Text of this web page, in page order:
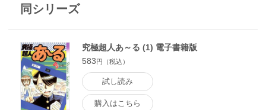
同シリーズ
究極超人あ～る (1) 電子書籍版
583円（税込）
試し読み
購入はこちら